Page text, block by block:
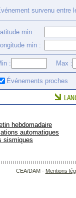
survenu entre
min :
min :
: Max :
Événements proches
hebdomadaire
automatiques
sismiques
CEA/DAM - Mentions